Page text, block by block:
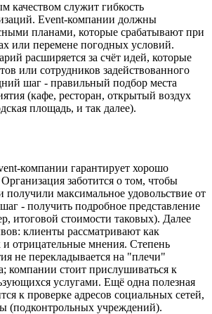
качеством служит гибкость
Event-компании должны
планами, которые срабатывают при
или перемене погодных условий.
расширяется за счёт идей, которые
или сотрудников задействованного
шаг - правильный подбор места
(кафе, ресторан, открытый воздух
площадь, и так далее).
компании гарантирует хорошо
заботится о том, чтобы
получили максимальное удовольствие от
- получить подробное представление
итоговой стоимости таковых). Далее
клиенты рассматривают как
отрицательные мнения. Степень
не перекладывается на "плечи"
компании стоит прислушиваться к
услугами. Ещё одна полезная
к проверке адресов социальных сетей,
(подконтрольных учреждений).